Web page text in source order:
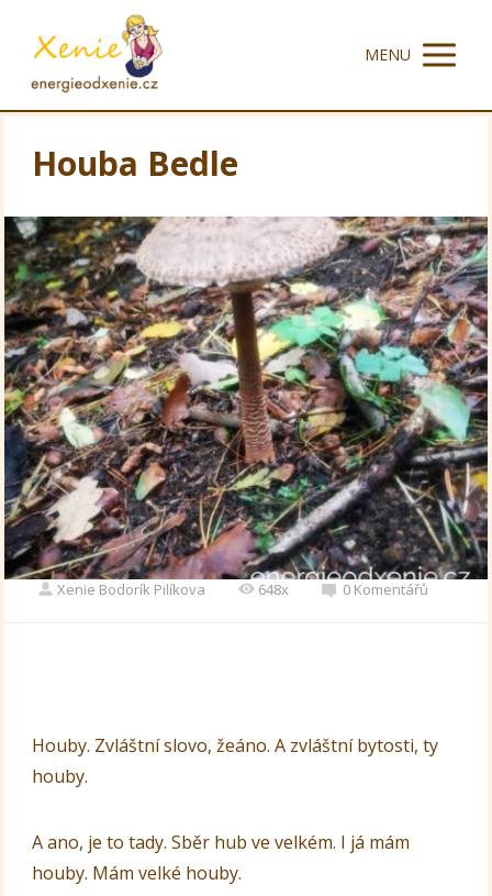
MENU
Houba Bedle
Xenie Bodorík Pilíkova 648x 0 Komentářů
Houby. Zvláštní slovo, žeáno. A zvláštní bytosti, ty
houby.
A ano, je to tady. Sběr hub ve velkém. I já mám
houby. Mám velké houby.